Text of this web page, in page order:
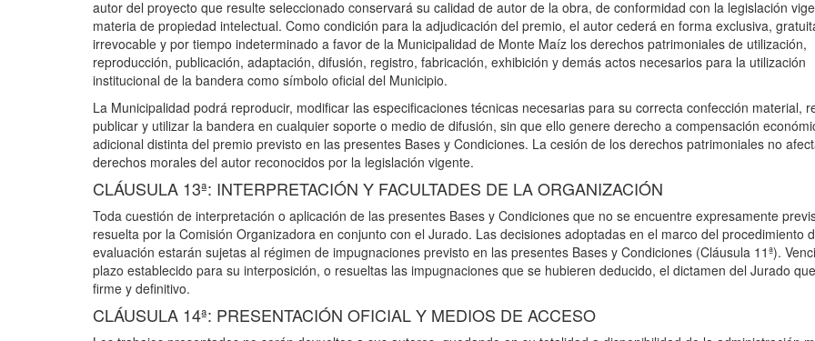
autor del proyecto que resulte seleccionado conservará su calidad de autor de la obra, de conformidad con la legislación
materia de propiedad intelectual. Como condición para la adjudicación del premio, el autor cederá en forma exclusiva,
irrevocable y por tiempo indeterminado a favor de la Municipalidad de Monte Maíz los derechos patrimoniales de utilización,
reproducción, publicación, adaptación, difusión, registro, fabricación, exhibición y demás actos necesarios para la utilización
institucional de la bandera como símbolo oficial del Municipio.
La Municipalidad podrá reproducir, modificar las especificaciones técnicas necesarias para su correcta confección material,
publicar y utilizar la bandera en cualquier soporte o medio de difusión, sin que ello genere derecho a compensación
adicional distinta del premio previsto en las presentes Bases y Condiciones. La cesión de los derechos patrimoniales no
derechos morales del autor reconocidos por la legislación vigente.
CLÁUSULA 13ª: INTERPRETACIÓN Y FACULTADES DE LA ORGANIZACIÓN
Toda cuestión de interpretación o aplicación de las presentes Bases y Condiciones que no se encuentre expresamente
resuelta por la Comisión Organizadora en conjunto con el Jurado. Las decisiones adoptadas en el marco del procedimiento
evaluación estarán sujetas al régimen de impugnaciones previsto en las presentes Bases y Condiciones (Cláusula 11ª).
plazo establecido para su interposición, o resueltas las impugnaciones que se hubieren deducido, el dictamen del Jurado
firme y definitivo.
CLÁUSULA 14ª: PRESENTACIÓN OFICIAL Y MEDIOS DE ACCESO